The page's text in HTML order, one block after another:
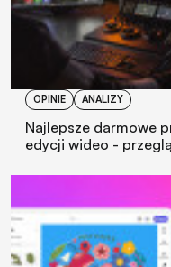
OPINIE ANALIZY
Najlepsze darmowe
edycji wideo -